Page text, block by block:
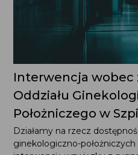
Interwencja wobec
Oddziału
Położniczego w
Działamy na rzecz
położniczych w Gdańsku.